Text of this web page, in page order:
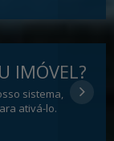
IMÓVEL?
sistema,
ativá-lo.